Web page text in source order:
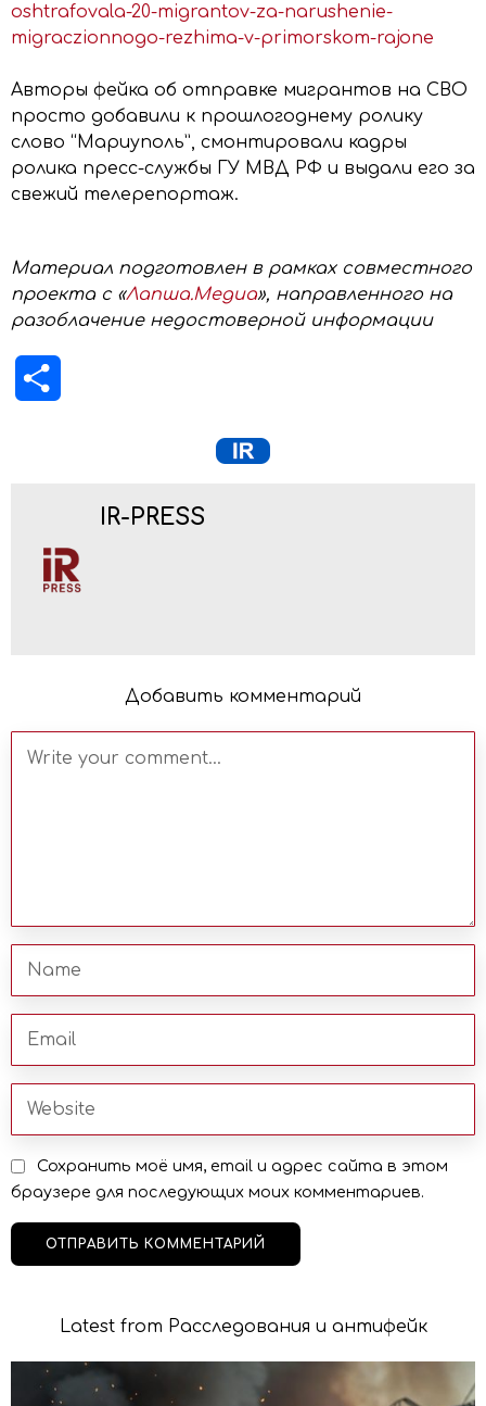
oshtrafovala-20-migrantov-za-narushenie-
migraczionnogo-rezhima-v-primorskom-rajone
Авторы фейка об отправке мигрантов на СВО
просто добавили к прошлогоднему ролику
слово “Мариуполь”, смонтировали кадры
ролика пресс-службы ГУ МВД РФ и выдали его за
свежий телерепортаж.
Материал подготовлен в рамках совместного
проекта с «Лапша.Медиа», направленного на
разоблачение недостоверной информации
IR-PRESS
Добавить комментарий
Сохранить моё имя, email и адрес сайта в этом
браузере для последующих моих комментариев.
Latest from Расследования и антифейк